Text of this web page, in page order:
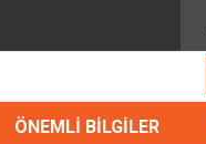
ÖNEMLİ BİLGİLER